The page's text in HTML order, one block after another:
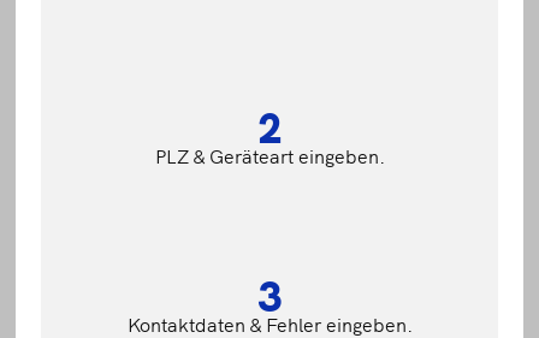
2
PLZ & Geräteart eingeben.
3
Kontaktdaten & Fehler eingeben.